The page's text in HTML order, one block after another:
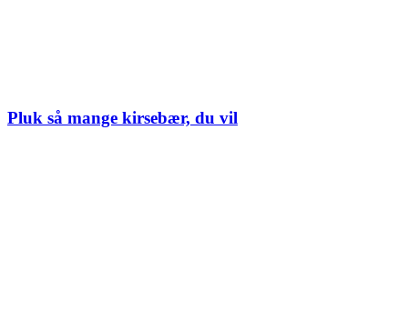
Pluk så mange kirsebær, du vil